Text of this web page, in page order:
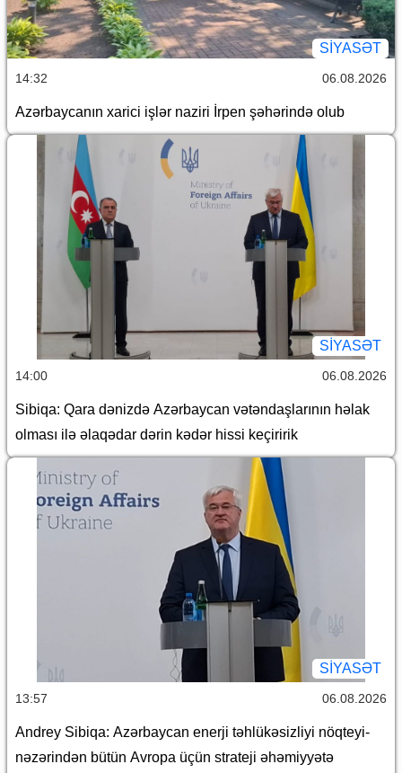
SİYASƏT
14:32 06.08.2026
Azərbaycanın xarici işlər naziri İrpen şəhərində olub
SİYASƏT
14:00 06.08.2026
Sibiqa: Qara dənizdə Azərbaycan vətəndaşlarının həlak
olması ilə əlaqədar dərin kədər hissi keçiririk
SİYASƏT
13:57 06.08.2026
Andrey Sibiqa: Azərbaycan enerji təhlükəsizliyi nöqteyi-
nəzərindən bütün Avropa üçün strateji əhəmiyyətə